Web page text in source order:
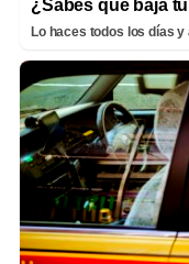
¿Sabes qué baja
Lo haces todos los días